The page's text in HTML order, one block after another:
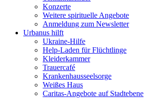
Konzerte
Weitere spirituelle Angebote
Anmeldung zum Newsletter
Urbanus hilft
Ukraine-Hilfe
Help-Laden für Flüchtlinge
Kleiderkammer
Trauercafé
Krankenhausseelsorge
Weißes Haus
Caritas-Angebote auf Stadtebene